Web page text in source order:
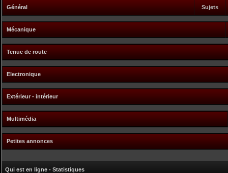
Général Sujets
Mécanique
Tenue de route
Electronique
Extérieur - intérieur
Multimédia
Petites annonces
Qui est en ligne - Statistiques